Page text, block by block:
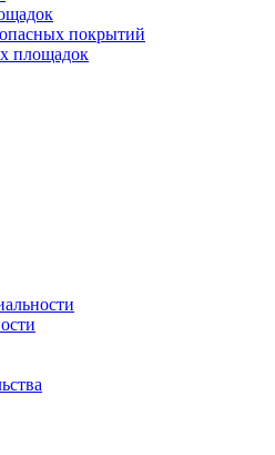
покрытий
площадок